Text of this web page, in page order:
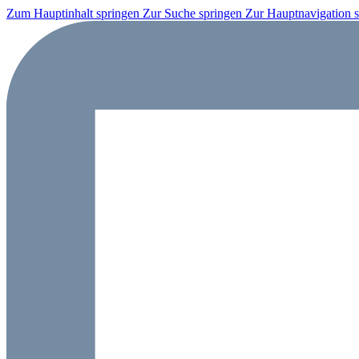
Zum Hauptinhalt springen Zur Suche springen Zur Hauptnavigation